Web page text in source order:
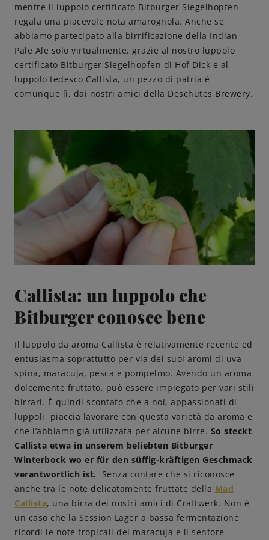
Benvenuti
Birrificio
Sostenibilità
mentre il luppolo certificato Bitburger Siegelhopfen
regala una piacevole nota amarognola. Anche se
abbiamo partecipato alla birrificazione della Indian
Pale Ale solo virtualmente, grazie al nostro luppolo
certificato Bitburger Siegelhopfen di Hof Dick e al
luppolo tedesco Callista, un pezzo di patria è
comunque lì, dai nostri amici della Deschutes Brewery.
Callista: un luppolo che
Bitburger conosce bene
Il luppolo da aroma Callista è relativamente recente ed
entusiasma soprattutto per via dei suoi aromi di uva
spina, maracuja, pesca e pompelmo. Avendo un aroma
dolcemente fruttato, può essere impiegato per vari stili
birrari. È quindi scontato che a noi, appassionati di
luppoli, piaccia lavorare con questa varietà da aroma e
che l’abbiamo già utilizzata per alcune birre. So steckt
Callista etwa in unserem beliebten Bitburger
Winterbock wo er für den süffig-kräftigen Geschmack
verantwortlich ist. Senza contare che si riconosce
anche tra le note delicatamente fruttate della Mad
Callista, una birra dei nostri amici di Craftwerk. Non è
un caso che la Session Lager a bassa fermentazione
ricordi le note tropicali del maracuja e il sentore